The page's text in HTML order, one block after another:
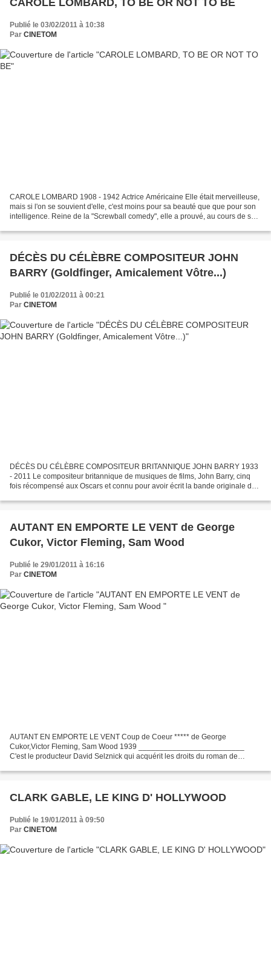
CAROLE LOMBARD, TO BE OR NOT TO BE
Publié le 03/02/2011 à 10:38
Par CINETOM
CAROLE LOMBARD 1908 - 1942 Actrice Américaine Elle était merveilleuse,
mais si l'on se souvient d'elle, c'est moins pour sa beauté que que pour son
intelligence. Reine de la "Screwball comedy", elle a prouvé, au cours de sa
DÉCÈS DU CÉLÈBRE COMPOSITEUR JOHN
BARRY (Goldfinger, Amicalement Vôtre...)
Publié le 01/02/2011 à 00:21
Par CINETOM
DÉCÈS DU CÉLÈBRE COMPOSITEUR BRITANNIQUE JOHN BARRY 1933
- 2011 Le compositeur britannique de musiques de films, John Barry, cinq
fois récompensé aux Oscars et connu pour avoir écrit la bande originale de
AUTANT EN EMPORTE LE VENT de George
Cukor, Victor Fleming, Sam Wood
Publié le 29/01/2011 à 16:16
Par CINETOM
AUTANT EN EMPORTE LE VENT Coup de Coeur ***** de George
Cukor,Victor Fleming, Sam Wood 1939 _________________________
C'est le producteur David Selznick qui acquérit les droits du roman de
CLARK GABLE, LE KING D' HOLLYWOOD
Publié le 19/01/2011 à 09:50
Par CINETOM